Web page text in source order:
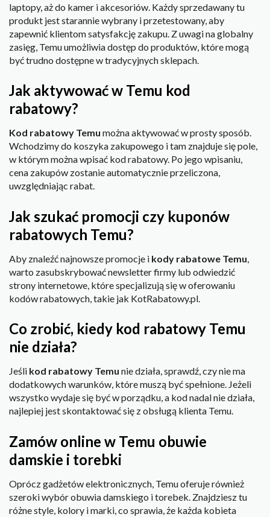
laptopy, aż do kamer i akcesoriów. Każdy sprzedawany tu
produkt jest starannie wybrany i przetestowany, aby
zapewnić klientom satysfakcję zakupu. Z uwagi na globalny
zasięg, Temu umożliwia dostęp do produktów, które mogą
być trudno dostępne w tradycyjnych sklepach.
Jak aktywować w Temu kod
rabatowy?
Kod rabatowy Temu można aktywować w prosty sposób.
Wchodzimy do koszyka zakupowego i tam znajduje się pole,
w którym można wpisać kod rabatowy. Po jego wpisaniu,
cena zakupów zostanie automatycznie przeliczona,
uwzględniając rabat.
Jak szukać promocji czy kuponów
rabatowych Temu?
Aby znaleźć najnowsze promocje i kody rabatowe Temu,
warto zasubskrybować newsletter firmy lub odwiedzić
strony internetowe, które specjalizują się w oferowaniu
kodów rabatowych, takie jak KotRabatowy.pl.
Co zrobić, kiedy kod rabatowy Temu
nie działa?
Jeśli kod rabatowy Temu nie działa, sprawdź, czy nie ma
dodatkowych warunków, które muszą być spełnione. Jeżeli
wszystko wydaje się być w porządku, a kod nadal nie działa,
najlepiej jest skontaktować się z obsługą klienta Temu.
Zamów online w Temu obuwie
damskie i torebki
Oprócz gadżetów elektronicznych, Temu oferuje również
szeroki wybór obuwia damskiego i torebek. Znajdziesz tu
różne style, kolory i marki, co sprawia, że każda kobieta